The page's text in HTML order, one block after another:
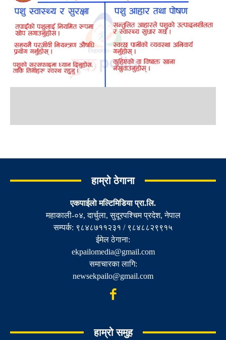
हाम्रो ठेगाना
एकपाईलाे मल्टिमिडिया प्रा.लि.
महाकाली-०४, दार्चुला, सुदूरपश्चिम प्रदेश, नेपाल
सम्पर्क: ९८४८७११२३१ / ९८४८८२९९१५
ईमेल ठेगाना:
ekpailomedia@gmail.com
समाचारका लागि:
newsekpailo@gmail.com
हाम्रो समुह